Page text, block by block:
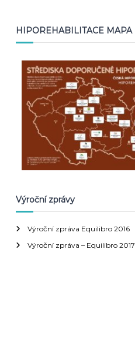
HIPOREHABILITACE MAPA
Výroční zprávy
Výroční zpráva Equilibro 2016
Výroční zpráva – Equilibro 2017